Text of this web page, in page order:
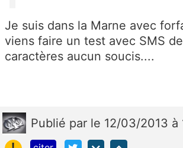
Je suis dans la Marne avec
viens faire un test avec SMS
caractères aucun soucis....
Publié par le 12/03/2013 à